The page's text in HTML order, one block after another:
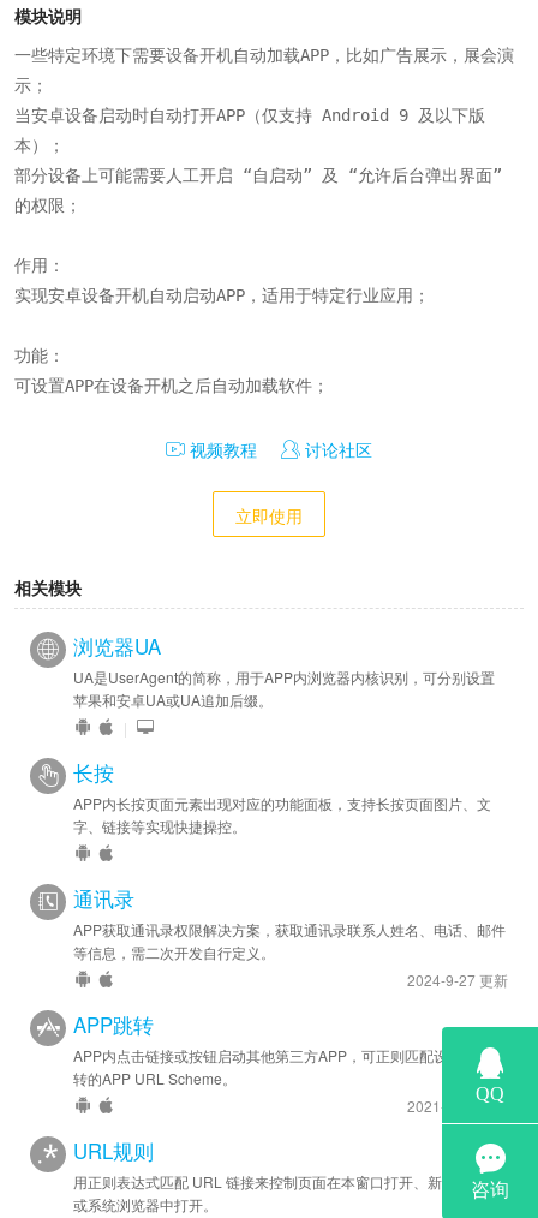
模块说明
一些特定环境下需要设备开机自动加载APP，比如广告展示，展会演
示；
当安卓设备启动时自动打开APP（仅支持 Android 9 及以下版
本）；
部分设备上可能需要人工开启 “自启动” 及 “允许后台弹出界面”
的权限；
作用：
实现安卓设备开机自动启动APP，适用于特定行业应用；
功能：
可设置APP在设备开机之后自动加载软件；
视频教程 讨论社区
立即使用
相关模块
浏览器UA
UA是UserAgent的简称，用于APP内浏览器内核识别，可分别设置
苹果和安卓UA或UA追加后缀。
|
长按
APP内长按页面元素出现对应的功能面板，支持长按页面图片、文
字、链接等实现快捷操控。
通讯录
APP获取通讯录权限解决方案，获取通讯录联系人姓名、电话、邮件
等信息，需二次开发自行定义。
2024-9-27 更新
APP跳转
APP内点击链接或按钮启动其他第三方APP，可正则匹配设置允许跳
转的APP URL Scheme。
2021-11-9 更新
URL规则
用正则表达式匹配 URL 链接来控制页面在本窗口打开、新窗口打开
或系统浏览器中打开。